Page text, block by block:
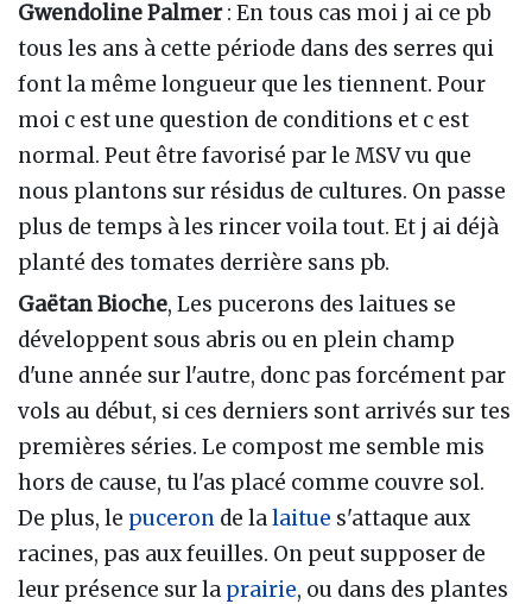
Gwendoline Palmer: En tous cas moi j ai ce pb
tous les ans à cette période dans des serres qui
font la même longueur que les tiennent. Pour
moi c est une question de conditions et c est
normal. Peut être favorisé par le MSV vu que
nous plantons sur résidus de cultures. On passe
plus de temps à les rincer voila tout. Et j ai déjà
planté des tomates derrière sans pb.
Gaëtan Bioche, Les pucerons des laitues se
développent sous abris ou en plein champ
d'une année sur l'autre, donc pas forcément par
vols au début, si ces derniers sont arrivés sur tes
premières séries. Le compost me semble mis
hors de cause, tu l'as placé comme couvre sol.
De plus, le puceron de lalaitue s'attaque aux
racines, pas aux feuilles. On peut supposer de
leur présence sur la prairie, ou dans des plantes